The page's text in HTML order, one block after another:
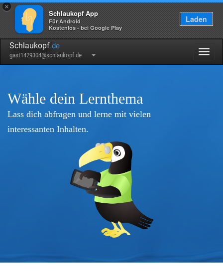
×
Schlaukopf App
Für Android
Kostenlos - bei Google Play
Laden
Schlaukopf.de
gast1429304@schlaukopf.de
Wähle dein Lernthema
Lass dich abfragen und lerne mit vielen
interessanten Inhalten.